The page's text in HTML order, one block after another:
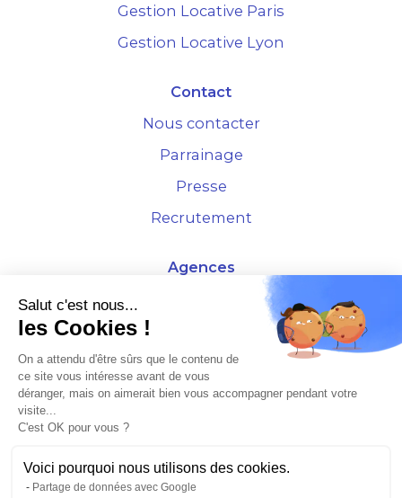
Gestion Locative Paris
Gestion Locative Lyon
Contact
Nous contacter
Parrainage
Presse
Recrutement
Agences
4 Rue de la Bourse - 69001 Lyon
10 rue d'Austerlitz - 75012 Paris
À L'HORIZON 2025
Salut c'est nous...
les Cookies !
On a attendu d'être sûrs que le contenu de
ce site vous intéresse avant de vous
déranger, mais on aimerait bien vous accompagner pendant votre
visite...
C'est OK pour vous ?
Voici pourquoi nous utilisons des cookies.
Partage de données avec Google